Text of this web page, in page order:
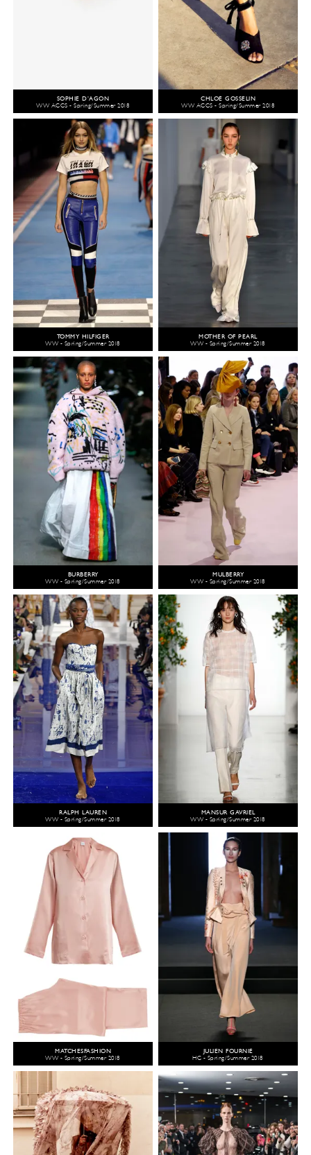
SOPHIE D’AGON
WW ACCS - Spring/Summer 2018
CHLOÉ GOSSELIN
WW ACCS - Spring/Summer 2018
TOMMY HILFIGER
WW - Spring/Summer 2018
MOTHER OF PEARL
WW - Spring/Summer 2018
BURBERRY
WW - Spring/Summer 2018
MULBERRY
WW - Spring/Summer 2018
RALPH LAUREN
WW - Spring/Summer 2018
MANSUR GAVRIEL
WW - Spring/Summer 2018
MATCHESFASHION
WW - Spring/Summer 2018
JULIEN FOURNIÉ
HC - Spring/Summer 2018